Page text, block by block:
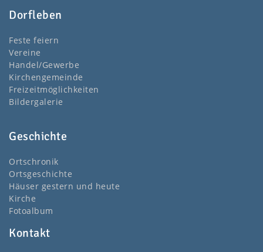
Dorfleben
Feste feiern
Vereine
Handel/Gewerbe
Kirchengemeinde
Freizeitmöglichkeiten
Bildergalerie
Geschichte
Ortschronik
Ortsgeschichte
Häuser gestern und heute
Kirche
Fotoalbum
Kontakt